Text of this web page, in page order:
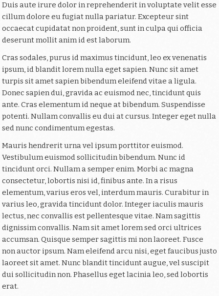
Duis aute irure dolor in reprehenderit in voluptate velit esse
cillum dolore eu fugiat nulla pariatur. Excepteur sint
occaecat cupidatat non proident, sunt in culpa qui officia
deserunt mollit anim id est laborum.
Cras sodales, purus id maximus tincidunt, leo ex venenatis
ipsum, id blandit lorem nulla eget sapien. Nunc sit amet
turpis sit amet sapien bibendum eleifend vitae a ligula.
Donec sapien dui, gravida ac euismod nec, tincidunt quis
ante. Cras elementum id neque at bibendum. Suspendisse
potenti. Nullam convallis eu dui at cursus. Integer eget nulla
sed nunc condimentum egestas.
Mauris hendrerit urna vel ipsum porttitor euismod.
Vestibulum euismod sollicitudin bibendum. Nunc id
tincidunt orci. Nullam a semper enim. Morbi ac magna
consectetur, lobortis nisi id, finibus ante. In a risus
elementum, varius eros vel, interdum mauris. Curabitur in
varius leo, gravida tincidunt dolor. Integer iaculis mauris
lectus, nec convallis est pellentesque vitae. Nam sagittis
dignissim convallis. Nam sit amet lorem sed orci ultrices
accumsan. Quisque semper sagittis mi non laoreet. Fusce
non auctor ipsum. Nam eleifend arcu nisi, eget faucibus justo
laoreet sit amet. Nunc blandit tincidunt augue, vel suscipit
dui sollicitudin non. Phasellus eget lacinia leo, sed lobortis
erat.